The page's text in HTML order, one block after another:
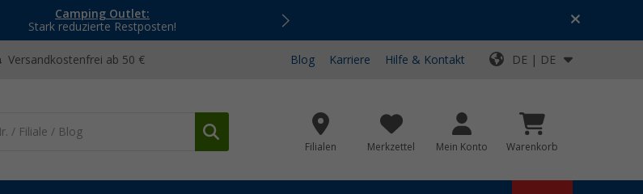
Camping Outlet:
Stark reduzierte Restposten!
Top-Deals für dein Abenteuer!
Versandkostenfrei ab 50 € Blog Karriere Hilfe & Kontakt DE | DE
Filialen Merkzettel Mein Konto Warenkorb